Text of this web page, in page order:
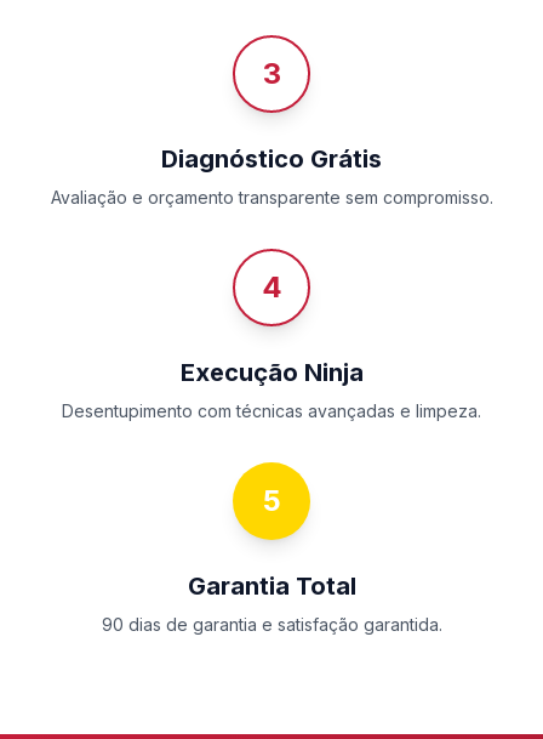
3
Diagnóstico Grátis
Avaliação e orçamento transparente sem compromisso.
4
Execução Ninja
Desentupimento com técnicas avançadas e limpeza.
5
Garantia Total
90 dias de garantia e satisfação garantida.